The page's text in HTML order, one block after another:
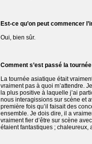
Est-ce qu’on peut commencer
Oui, bien sûr.
Comment s’est passé la
La tournée asiatique était
vraiment pas à quoi m’attendre.
la plus positive à laquelle j’ai
nous interagissions sur scène et
première fois qu’il faisait des
ensemble. Je dois dire, il a
vraiment fier d’être sur scène
étaient fantastiques ; chaleureux,